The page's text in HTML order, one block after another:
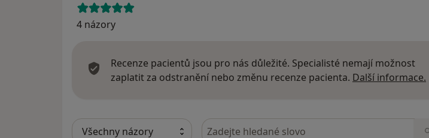
4 názory
Recenze pacientů jsou pro nás důležité. Specialisté nemají možnost
zaplatit za odstranění nebo změnu recenze pacienta. Další informace.
Hledejte v názorech